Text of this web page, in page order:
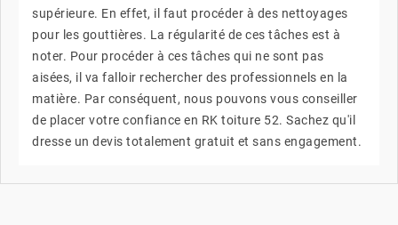
supérieure. En effet, il faut procéder à des nettoyages
pour les gouttières. La régularité de ces tâches est à
noter. Pour procéder à ces tâches qui ne sont pas
aisées, il va falloir rechercher des professionnels en la
matière. Par conséquent, nous pouvons vous conseiller
de placer votre confiance en RK toiture 52. Sachez qu'il
dresse un devis totalement gratuit et sans engagement.